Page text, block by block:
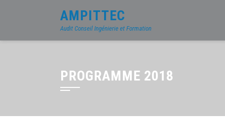
AMPITTEC
Audit Conseil Ingénierie et Formation
PROGRAMME 2018